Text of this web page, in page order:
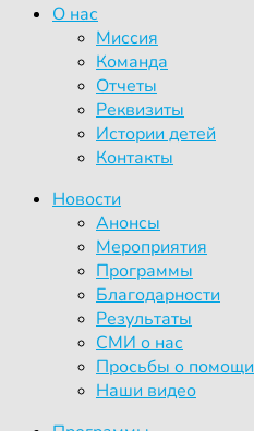
О нас
Миссия
Команда
Отчеты
Реквизиты
Истории детей
Контакты
Новости
Анонсы
Мероприятия
Программы
Благодарности
Результаты
СМИ о нас
Просьбы о помощи
Наши видео